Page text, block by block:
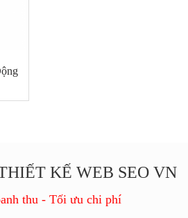
KẾ WEB SEO VN
thu - Tối ưu chi phí